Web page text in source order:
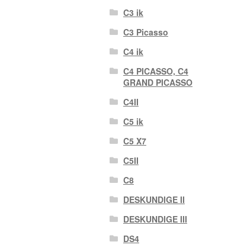
C3 ik
C3 Picasso
C4 ik
C4 PICASSO, C4
GRAND PICASSO
C4II
C5 ik
C5 X7
C5II
C8
DESKUNDIGE II
DESKUNDIGE III
DS4